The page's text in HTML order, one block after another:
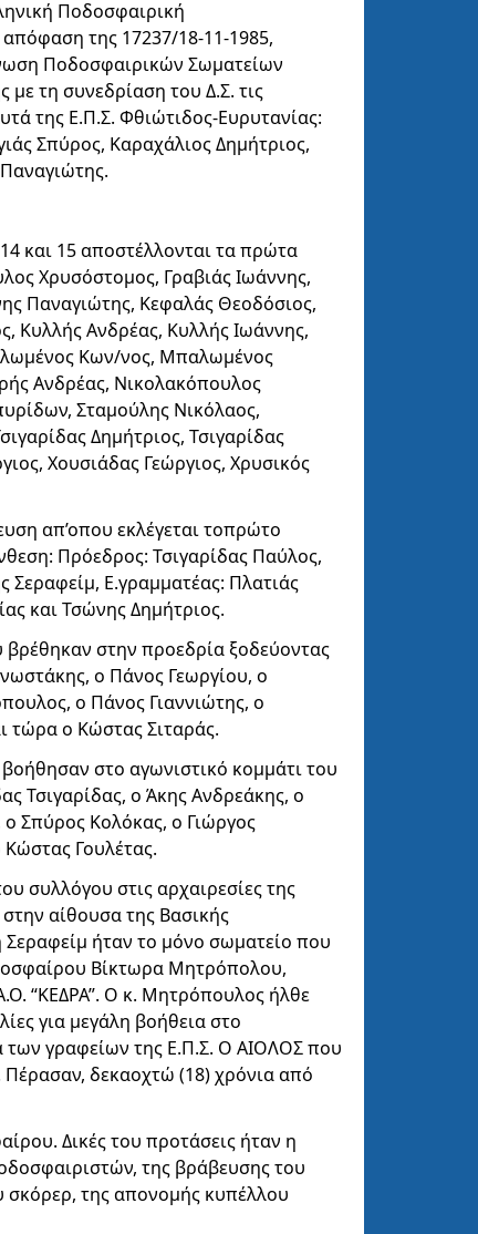
Ποδοσφαιρική
της 17237/18-11-1985,
Ποδοσφαιρικών Σωματείων
με τη συνεδρίαση του Δ.Σ. τις
της Ε.Π.Σ. Φθιώτιδος-Ευρυτανίας:
Σπύρος, Καραχάλιος Δημήτριος,
και 15 αποστέλλονται τα πρώτα
Χρυσόστομος, Γραβιάς Ιωάννης,
Παναγιώτης, Κεφαλάς Θεοδόσιος,
Κυλλής Ανδρέας, Κυλλής Ιωάννης,
Κων/νος, Μπαλωμένος
Ανδρέας, Νικολακόπουλος
Σταμούλης Νικόλαος,
Δημήτριος, Τσιγαρίδας
Χουσιάδας Γεώργιος, Χρυσικός
απ’οπου εκλέγεται τοπρώτο
Πρόεδρος: Τσιγαρίδας Παύλος,
Σεραφείμ, Ε.γραμματέας: Πλατιάς
και Τσώνης Δημήτριος.
βρέθηκαν στην προεδρία ξοδεύοντας
ο Πάνος Γεωργίου, ο
ο Πάνος Γιαννιώτης, ο
τώρα ο Κώστας Σιταράς.
στο αγωνιστικό κομμάτι του
Τσιγαρίδας, o Άκης Ανδρεάκης, ο
Σπύρος Κολόκας, ο Γιώργος
Γουλέτας.
συλλόγου στις αρχαιρεσίες της
αίθουσα της Βασικής
ήταν το μόνο σωματείο που
Βίκτωρα Μητρόπολου,
“ΚΕΔΡΑ”. Ο κ. Μητρόπουλος ήλθε
για μεγάλη βοήθεια στο
των γραφείων της Ε.Π.Σ. Ο ΑΙΟΛΟΣ που
δεκαοχτώ (18) χρόνια από
Δικές του προτάσεις ήταν η
της βράβευσης του
της απονομής κυπέλλου